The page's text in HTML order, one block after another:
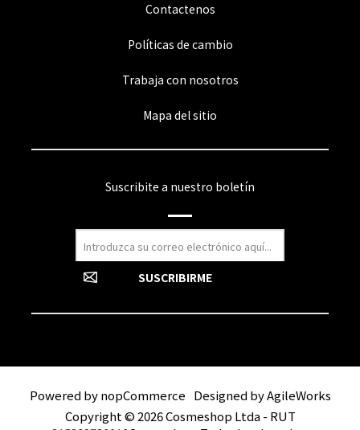
Contactenos
Políticas de cambio
Trabaja con nosotros
Mapa del sitio
Suscribite a nuestro boletín
Powered bynopCommerce Designed byAgileWorks
Copyright © 2026 Cosmeshop Ltda - RUT